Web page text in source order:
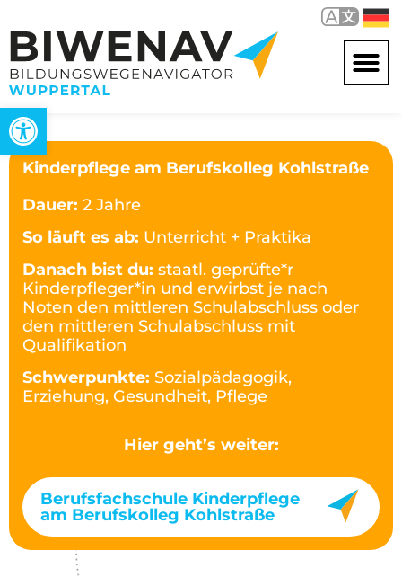
Werkzeugleiste öffnen
Kinderpflege am Berufskolleg Kohlstraße
Dauer: 2 Jahre
So läuft es ab: Unterricht + Praktika
Danach bist du: staatl. geprüfte*r
Kinderpfleger*in und erwirbst je nach
Noten den mittleren Schulabschluss oder
den mittleren Schulabschluss mit
Qualifikation
Schwerpunkte: Sozialpädagogik,
Erziehung, Gesundheit, Pflege
Hier geht’s weiter:
Berufsfachschule Kinderpflege
am Berufskolleg Kohlstraße